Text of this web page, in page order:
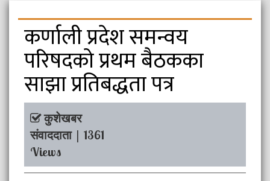
कर्णाली प्रदेश समन्वय
परिषदको प्रथम बैठकका
साझा प्रतिबद्धता पत्र
कुशेखबर
संवाददाता | 1361
Views